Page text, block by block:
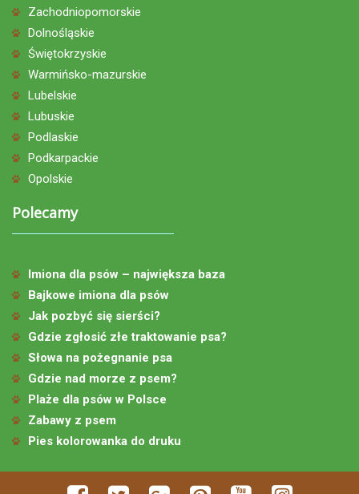
Zachodniopomorskie
Dolnośląskie
Świętokrzyskie
Warmińsko-mazurskie
Lubelskie
Lubuskie
Podlaskie
Podkarpackie
Opolskie
Polecamy
Imiona dla psów – największa baza
Bajkowe imiona dla psów
Jak pozbyć się sierści?
Gdzie zgłosić złe traktowanie psa?
Słowa na pożegnanie psa
Gdzie nad morze z psem?
Plaże dla psów w Polsce
Zabawy z psem
Pies kolorowanka do druku